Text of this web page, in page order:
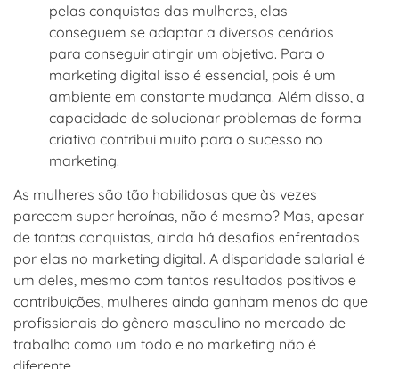
pelas conquistas das mulheres, elas
conseguem se adaptar a diversos cenários
para conseguir atingir um objetivo. Para o
marketing digital isso é essencial, pois é um
ambiente em constante mudança. Além disso, a
capacidade de solucionar problemas de forma
criativa contribui muito para o sucesso no
marketing.
As mulheres são tão habilidosas que às vezes
parecem super heroínas, não é mesmo? Mas, apesar
de tantas conquistas, ainda há desafios enfrentados
por elas no marketing digital. A disparidade salarial é
um deles, mesmo com tantos resultados positivos e
contribuições, mulheres ainda ganham menos do que
profissionais do gênero masculino no mercado de
trabalho como um todo e no marketing não é